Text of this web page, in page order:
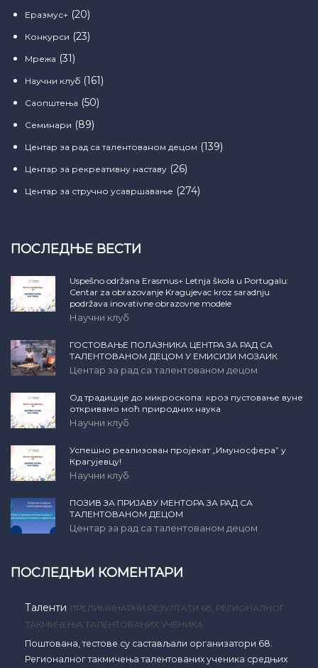
Еразмус+ (20)
Конкурси (23)
Мрежа (31)
Научни клуб (161)
Саопштења (50)
Семинари (89)
Центар за рад са талентованом децом (139)
Центар за рекреативну наставу (26)
Центар за стручно усавршавање (274)
ПОСЛЕДЊЕ ВЕСТИ
Uspešno održana Erasmus+ Letnja škola u Portugalu:
Centar za obrazovanje Kragujevac kroz saradnju
podržava inovativne obrazovne modele
Научни клуб
ГОСТОВАЊЕ ПОЛАЗНИКА ЦЕНТРА ЗА РАД СА
ТАЛЕНТОВАНОМ ДЕЦОМ У ЕМИСИЈИ МОЗАИК
Центар за рад са талентованом децом
Од традиције до микроскопа: кроз пустовање вуне
откривамо моћ природних наука
Научни клуб
Успешно реализован пројекат „Имуносфера” у
Крагујевцу!
Научни клуб
ПОЗИВ ЗА ПРИЈАВУ МЕНТОРА ЗА РАД СА
ТАЛЕНТОВАНОМ ДЕЦОМ
Центар за рад са талентованом децом
ПОСЛЕДЊИ КОМЕНТАРИ
Таленти ПРЕЛИМИНАРНИ РЕЗУЛТАТИ 68. РЕГИОНАЛНОГ
ТАКМИЧЕЊА ТАЛЕНТОВАНИХ УЧЕНИКА
Поштована, тестове су састављали организатори 68.
Регионалног такмичења талентованих ученика средњих